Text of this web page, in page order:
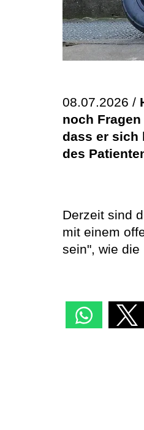
08.07.2026 /
noch
dass er sich
des
Derzeit sind
mit einem
sein", wie die